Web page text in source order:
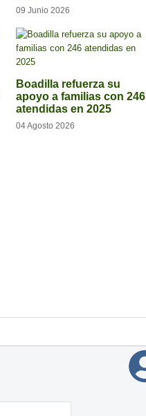
09 Junio 2026
Boadilla refuerza su
apoyo a familias con 246
atendidas en 2025
04 Agosto 2026